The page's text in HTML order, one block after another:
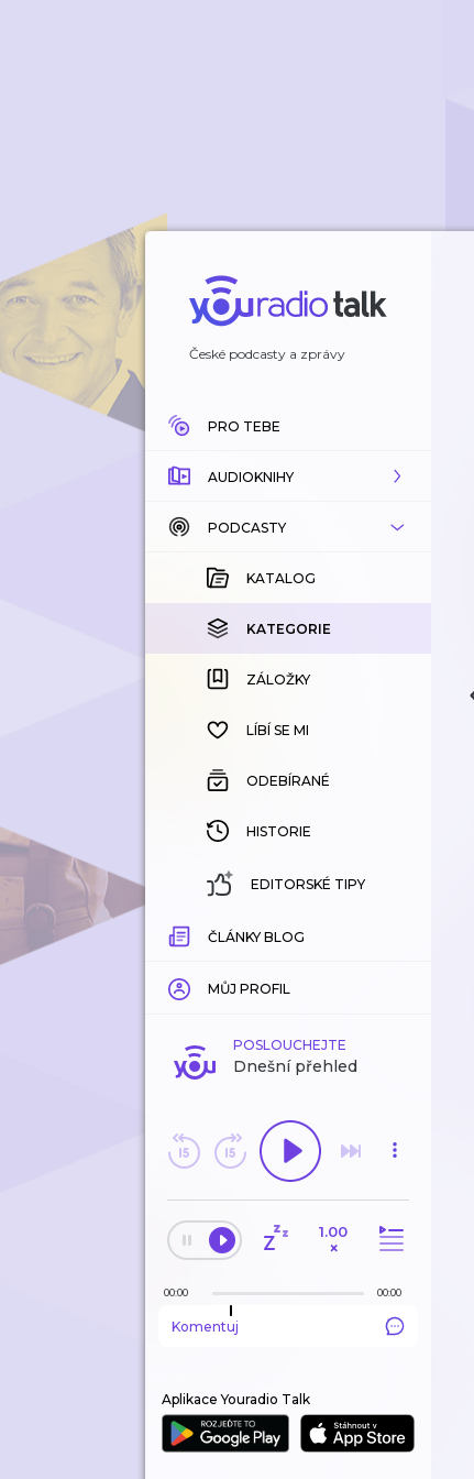
České podcasty a zprávy
PRO TEBE
AUDIOKNIHY
KATALOG
KOUPENÉ
KATEGORIE
ZÁLOŽKY
HISTORIE
PODCASTY
KATALOG
KATEGORIE
ZÁLOŽKY
LÍBÍ SE MI
ODEBÍRANÉ
HISTORIE
EDITORSKÉ TIPY
ČLÁNKY BLOG
MŮJ PROFIL
POSLOUCHEJTE
Dnešní přehled
1.00
×
00:00 00:00
Komentuj
Aplikace Youradio Talk